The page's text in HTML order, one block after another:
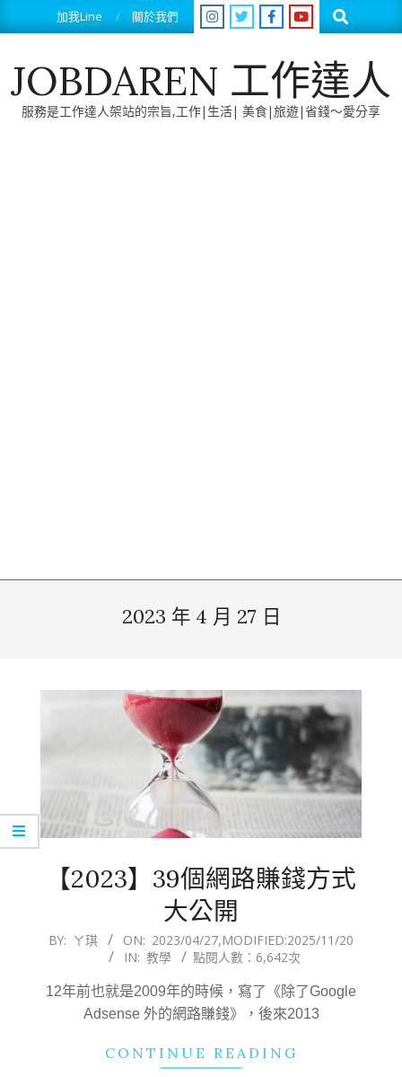
to
加我Line 關於我們 Search
JOBDAREN 工作達人
服務是工作達人架站的宗旨,工作|生活| 美食|旅遊|省錢～愛分享
2023 年 4 月 27 日
【2023】39個網路賺錢方式
大公開
2023-
27
BY: ㄚ琪 ON: 2023/04/27,MODIFIED:2025/11/20
IN: 教學 點閱人數：6,642次
12年前也就是2009年的時候，寫了《除了Google
Adsense 外的網路賺錢》，後來2013
CONTINUE READING